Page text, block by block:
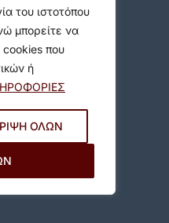
του ιστοτόπου
μπορείτε να
cookies που
ή
ΟΛΩΝ